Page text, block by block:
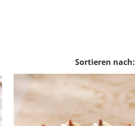
Sortieren nach: